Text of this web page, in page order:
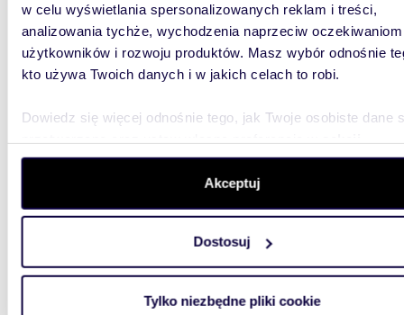
w celu wyświetlania spersonalizowanych reklam i treści,
analizowania tychże, wychodzenia naprzeciw oczekiwaniom
użytkowników i rozwoju produktów. Masz wybór odnośnie
kto używa Twoich danych i w jakich celach to robi.
Dowiedz się więcej odnośnie tego, jak Twoje osobiste dane
szczegółów. W Deklaracji plików cookie możesz zmienić
wycofać swoją zgodę w dowolnej chwili.
aby oferować funkcje społecznościowe i analizować ruch w
witrynie. Informacje o tym, jak korzystasz z naszej witryny,
analitycznym. Partnerzy mogą połączyć te informacje z
Akceptuj
Dostosuj
Tylko niezbędne pliki cookie
w